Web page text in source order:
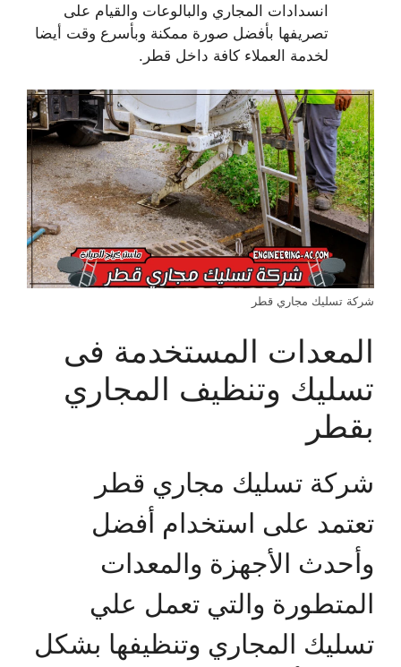
انسدادات المجاري والبالوعات والقيام على
تصريفها بأفضل صورة ممكنة وبأسرع وقت أيضا
لخدمة العملاء كافة داخل قطر.
شركة تسليك مجاري قطر
المعدات المستخدمة فى
تسليك وتنظيف المجاري
بقطر
شركة تسليك مجاري قطر
تعتمد على استخدام أفضل
وأحدث الأجهزة والمعدات
المتطورة والتي تعمل علي
تسليك المجاري وتنظيفها بشكل